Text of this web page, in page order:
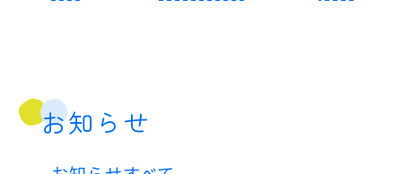
お知らせ